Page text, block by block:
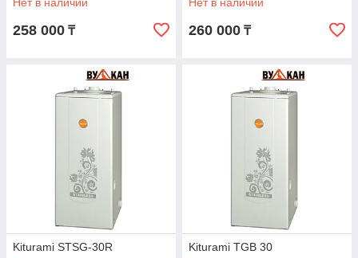
258 000 ₸ 260 000 ₸
Kiturami STSG-30R
Kiturami TGB 30